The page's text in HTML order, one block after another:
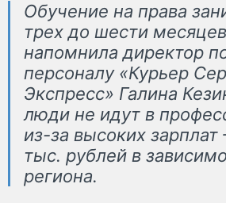
Обучение на права
трех до шести
напомнила директор
персоналу «Курьер
Экспресс» Галина
люди не идут в
из-за высоких
тыс. рублей в
региона.